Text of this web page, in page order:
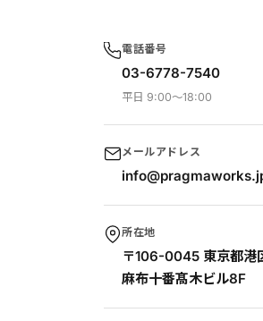
電話番号
03-6778-7540
平日 9:00〜18:00
メールアドレス
所在地
〒106-0045 東京都
麻布十番髙木ビル8F